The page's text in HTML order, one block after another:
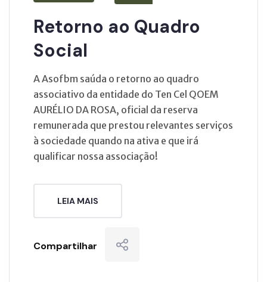
Retorno ao Quadro
Social
A Asofbm saúda o retorno ao quadro
associativo da entidade do Ten Cel QOEM
AURÉLIO DA ROSA, oficial da reserva
remunerada que prestou relevantes serviços
à sociedade quando na ativa e que irá
qualificar nossa associação!
LEIA MAIS
Compartilhar